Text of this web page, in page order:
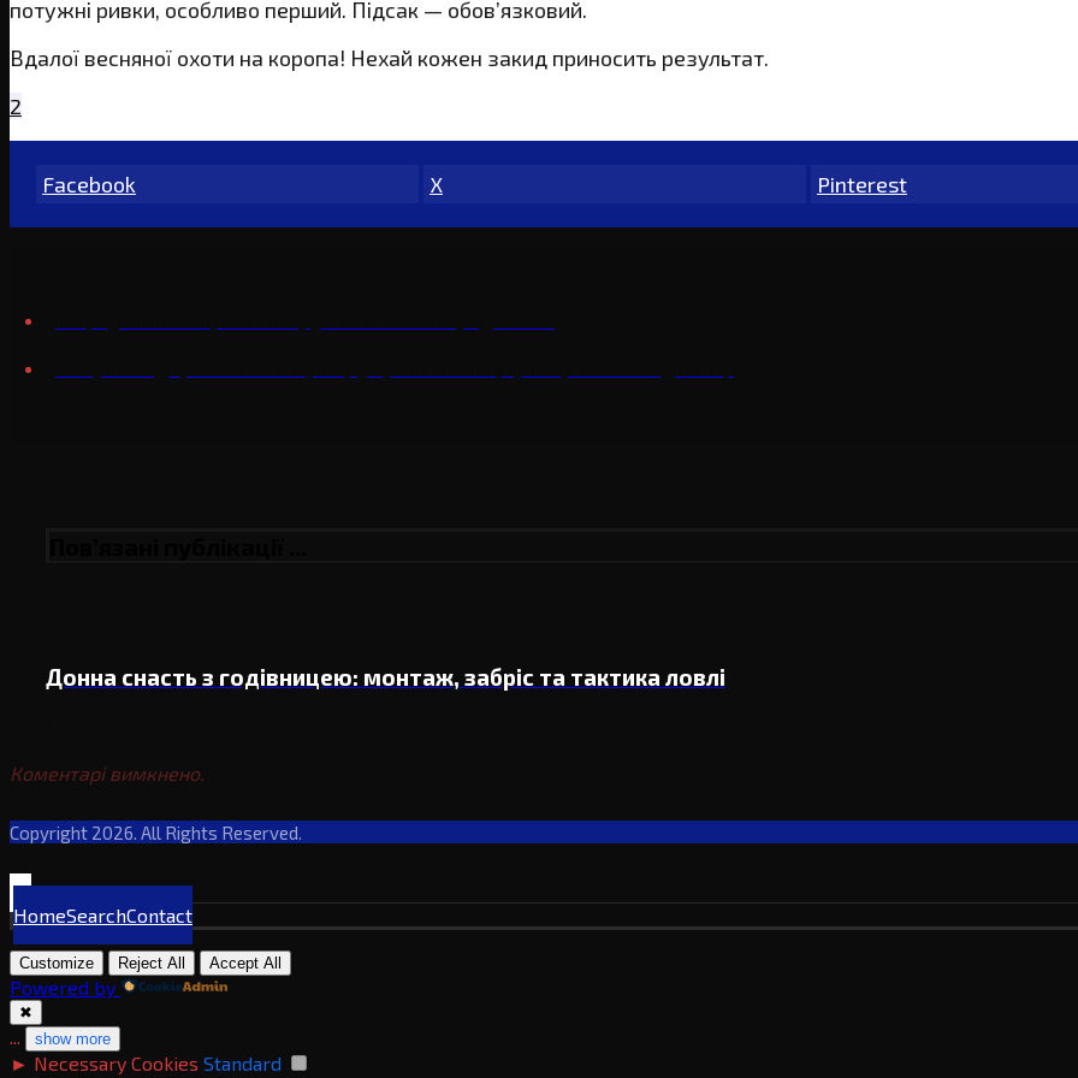
потужні ривки, особливо перший. Підсак — обов’язковий.
Вдалої весняної охоти на коропа! Нехай кожен закид приносить результат.
2
Facebook X Pinterest
Донна снасть з годівницею: монтаж, забріс та тактика ловлі
Коментарі вимкнено.
Copyright 2026. All Rights Reserved.
HomeSearchContact
Customize Reject All Accept All
Powered by
✖
... show more
► Necessary Cookies Standard